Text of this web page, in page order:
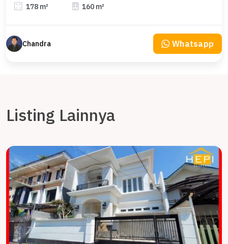
178 m² 160 m²
Chandra Whatsapp
Listing Lainnya